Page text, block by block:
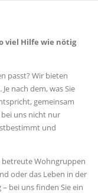
viel Hilfe wie nötig
passt? Wir bieten
nach dem, was Sie
gemeinsam
uns nicht nur
und
Wohngruppen
oder das Leben in der
bei uns finden Sie ein